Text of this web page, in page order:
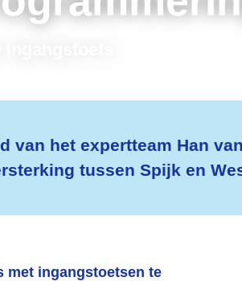
van het expertteam Han
tussen Spijk en
met ingangstoetsen te